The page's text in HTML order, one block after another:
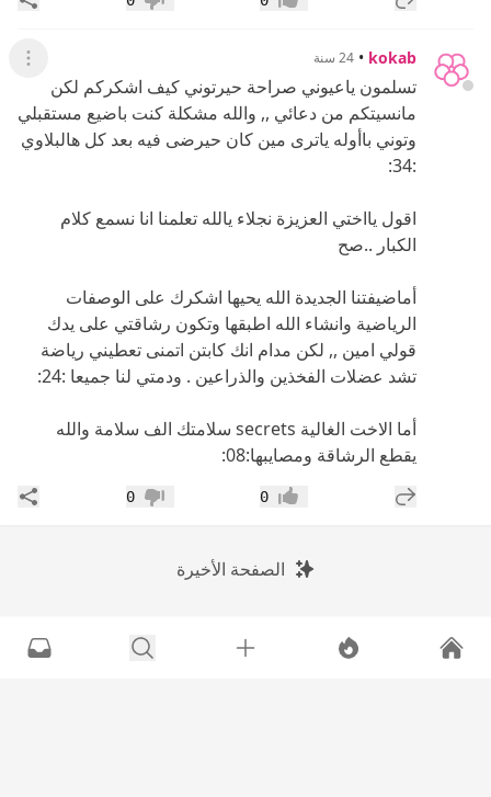
إعجاب عدم إعجاب
kokab
• 24 سنة عرض
تسلمون ياعيوني صراحة حيرتوني كيف اشكركم لكن
مانسيتكم من دعائي ,, والله مشكلة كنت باضيع مستقبلي
وتوني باأوله ياترى مين كان حيرضى فيه بعد كل هالبلاوي
:34:
اقول يااختي العزيزة نجلاء يالله تعلمنا انا نسمع كلام
الكبار ..صح
أماضيفتنا الجديدة الله يحيها اشكرك على الوصفات
الرياضية وانشاء الله اطبقها وتكون رشاقتي على يدك
قولي امين ,, لكن مدام انك كابتن اتمنى تعطيني رياضة
تشد عضلات الفخذين والذراعين . ودمتي لنا جميعا :24:
أما الاخت الغالية secrets سلامتك الف سلامة والله
يقطع الرشاقة ومصايبها:08:
إضافة رد جديد إعجاب0 عدم إعجاب
0
الصفحة الأخيرة